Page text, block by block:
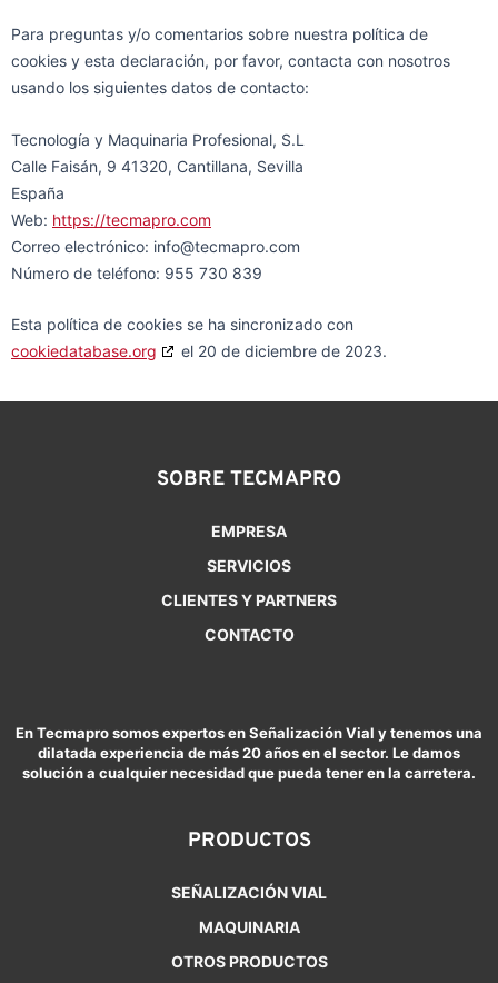
Para preguntas y/o comentarios sobre nuestra política de
cookies y esta declaración, por favor, contacta con nosotros
usando los siguientes datos de contacto:
Tecnología y Maquinaria Profesional, S.L
Calle Faisán, 9 41320, Cantillana, Sevilla
España
Web: https://tecmapro.com
Correo electrónico: info@tecmapro.com
Número de teléfono: 955 730 839
Esta política de cookies se ha sincronizado con
cookiedatabase.org
el 20 de diciembre de 2023.
SOBRE TECMAPRO
EMPRESA
SERVICIOS
CLIENTES Y PARTNERS
CONTACTO
En Tecmapro somos expertos en Señalización Vial y tenemos una
dilatada experiencia de más 20 años en el sector. Le damos
solución a cualquier necesidad que pueda tener en la carretera.
PRODUCTOS
SEÑALIZACIÓN VIAL
MAQUINARIA
OTROS PRODUCTOS